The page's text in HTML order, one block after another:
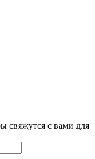
свяжутся с вами для